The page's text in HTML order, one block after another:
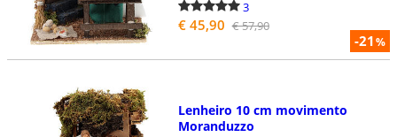
-21%
3
€ 45,90 € 57,90
Lenheiro 10 cm movimento
Moranduzzo